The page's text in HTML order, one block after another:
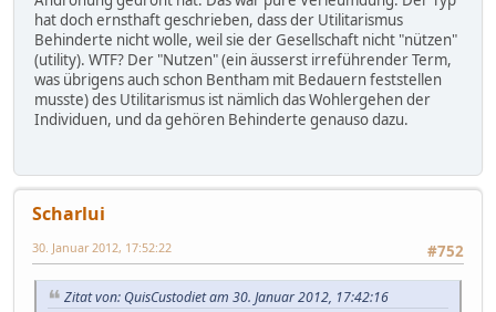
hat doch ernsthaft geschrieben, dass der Utilitarismus
Behinderte nicht wolle, weil sie der Gesellschaft nicht "nützen"
(utility). WTF? Der "Nutzen" (ein äusserst irreführender Term,
was übrigens auch schon Bentham mit Bedauern feststellen
musste) des Utilitarismus ist nämlich das Wohlergehen der
Individuen, und da gehören Behinderte genauso dazu.
Scharlui
#752
30. Januar 2012, 17:52:22
Zitat von: QuisCustodiet am 30. Januar 2012, 17:42:16